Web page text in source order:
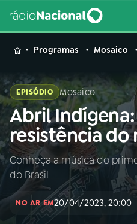
MENU
Buscar
na
Rádio
Nacional
AO
01INÍCIO
Programas Mosaico
EPISÓDIO Mosaico
Abril Indígena:
resistência do
Conheça a músíca do
do Brasil
NO AR EM20/04/2023, 20:00